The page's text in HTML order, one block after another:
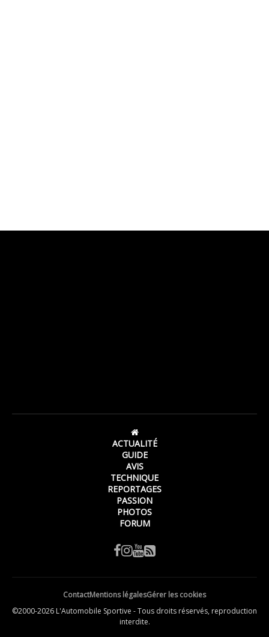
ACTUALITÉ
GUIDE
AVIS
TECHNIQUE
REPORTAGES
PASSION
PHOTOS
FORUM
ContactMentions légalesGérer les cookies
©2000-2026 L'Automobile Sportive - Tous droits réservés, reproduction
interdite.